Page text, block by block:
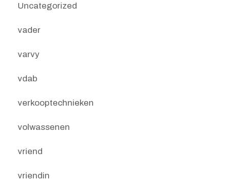
Uncategorized
vader
varvy
vdab
verkooptechnieken
volwassenen
vriend
vriendin